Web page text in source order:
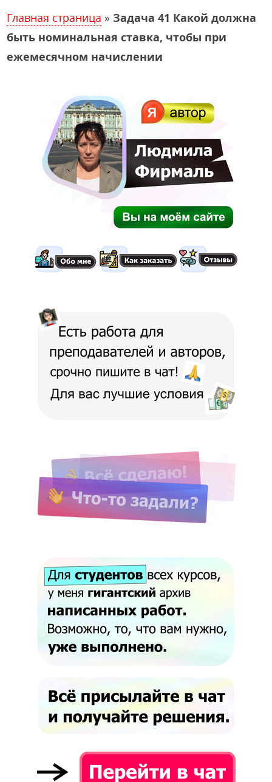
Главная страница » Задача 41 Какой должна
быть номинальная ставка, чтобы при
ежемесячном начислении